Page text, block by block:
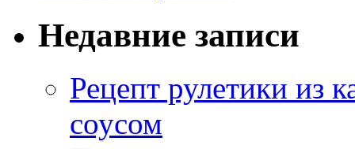
Недавние записи
Рецепт рулетики из
соусом